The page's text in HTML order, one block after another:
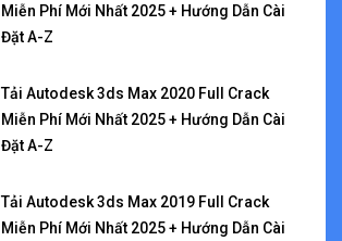
Miễn Phí Mới Nhất 2025 + Hướng Dẫn Cài
Đặt A-Z
Tải Autodesk 3ds Max 2020 Full Crack
Miễn Phí Mới Nhất 2025 + Hướng Dẫn Cài
Đặt A-Z
Tải Autodesk 3ds Max 2019 Full Crack
Miễn Phí Mới Nhất 2025 + Hướng Dẫn Cài